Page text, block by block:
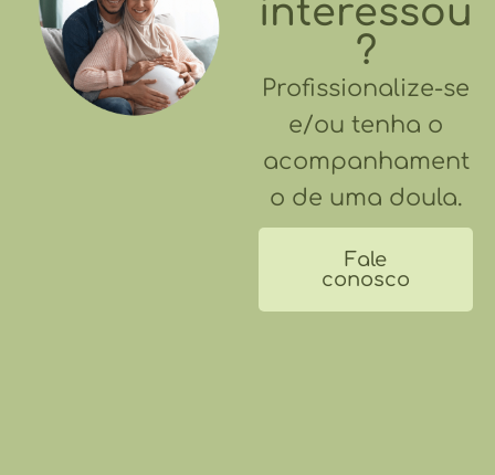
interessou
?
Profissionalize-se
e/ou tenha o
acompanhament
o de uma doula.
Fale
conosco